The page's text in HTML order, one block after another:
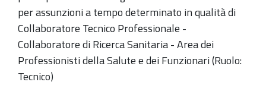
per assunzioni a tempo determinato in qualità di
Collaboratore Tecnico Professionale -
Collaboratore di Ricerca Sanitaria - Area dei
Professionisti della Salute e dei Funzionari (Ruolo:
Tecnico)